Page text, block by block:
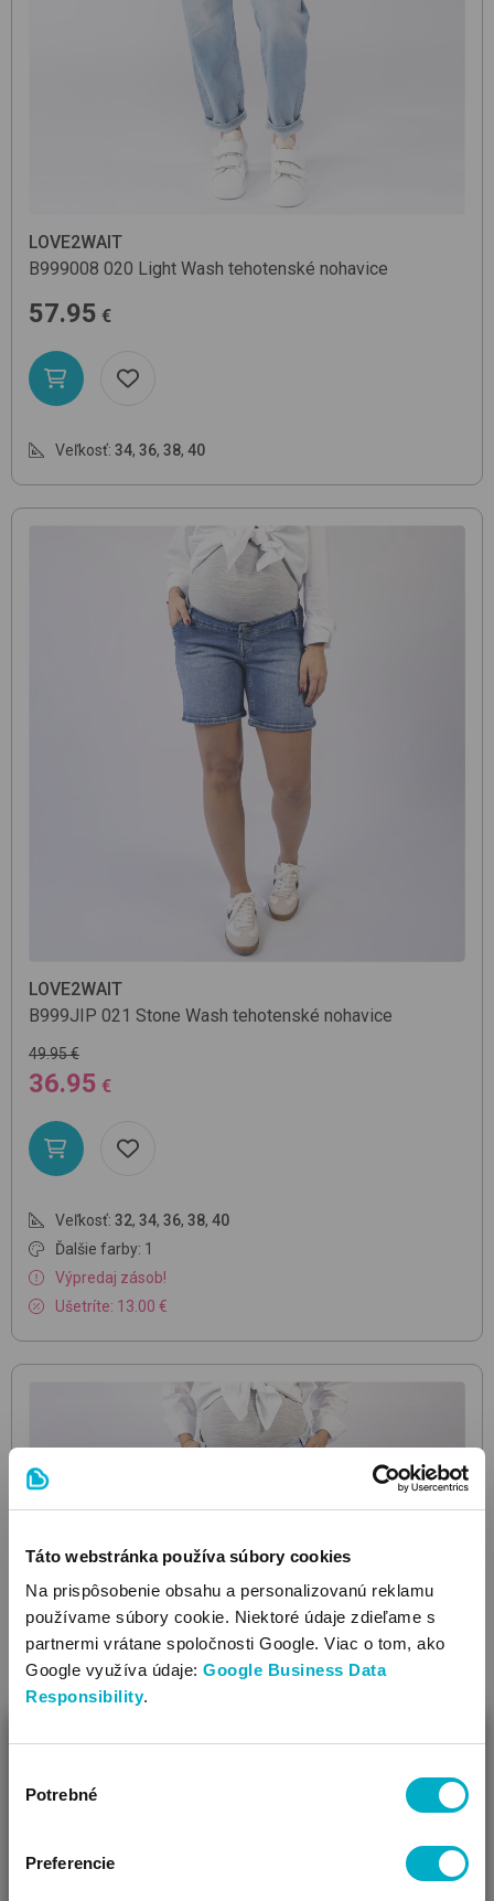
Táto webstránka používa súbory cookies
Na prispôsobenie obsahu a personalizovanú reklamu
používame súbory cookie. Niektoré údaje zdieľame s
partnermi vrátane spoločnosti Google. Viac o tom, ako
Google využíva údaje: Google Business Data
Responsibility.
súhlasu
Potrebné
Preferencie
LOVE2WAIT
B999008 020 Light Wash tehotenské nohavice
57.95 €
Veľkosť: 34, 36, 38, 40
LOVE2WAIT
B999JIP 021 Stone Wash tehotenské nohavice
49.95 €
36.95 €
Veľkosť: 32, 34, 36, 38, 40
Ďalšie farby: 1
Výpredaj zásob!
Ušetríte: 13.00 €
B999JIP 020 Light Wash